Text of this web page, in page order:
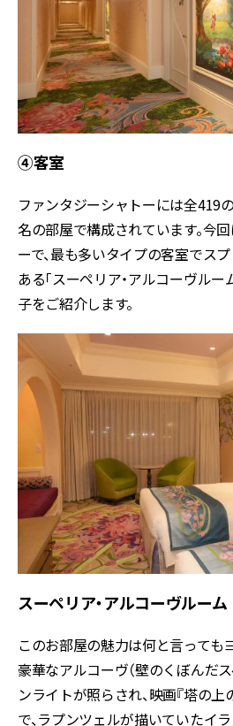
④客室
ファンタジーシャトーには全419
名の部屋で構成されています。今
ーで、最も多いタイプの客室でス
ある「スーペリア・アルコーヴルー
子をご紹介します。
スーペリア・アルコーヴルーム
このお部屋の魅力は何と言っても
豪華なアルコーヴ（壁のくぼんだス
ンライトが照らされ、映画『塔の
で、ラプンツェルが描いていたイ